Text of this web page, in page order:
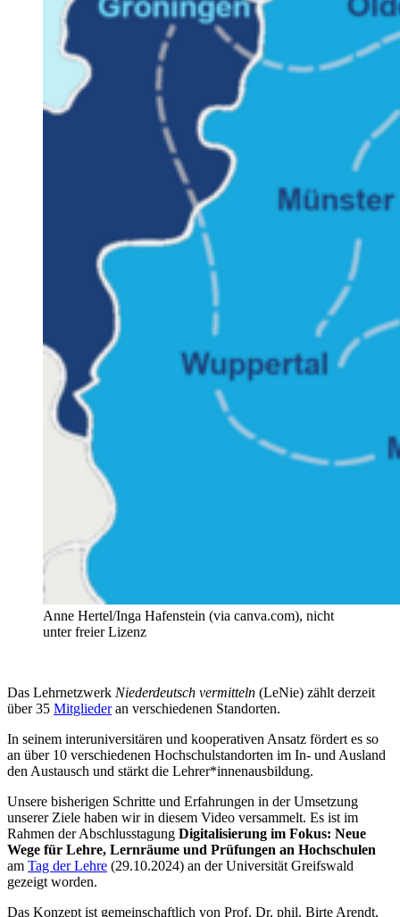
Anne Hertel/Inga Hafenstein (via canva.com), nicht
unter freier Lizenz
Das Lehrnetzwerk Niederdeutsch vermitteln (LeNie) zählt derzeit
über 35 Mitgliederan verschiedenen Standorten.
In seinem interuniversitären und kooperativen Ansatz fördert es so
an über 10 verschiedenen Hochschulstandorten im In- und Ausland
den Austausch und stärkt die Lehrer*innenausbildung.
Unsere bisherigen Schritte und Erfahrungen in der Umsetzung
unserer Ziele haben wir in diesem Video versammelt. Es ist im
Rahmen der Abschlusstagung Digitalisierung im Fokus: Neue
Wege für Lehre, Lernräume und Prüfungen an Hochschulen
am Tag der Lehre (29.10.2024) an der Universität Greifswald
gezeigt worden.
Das Konzept ist gemeinschaftlich von Prof. Dr. phil. Birte Arendt,